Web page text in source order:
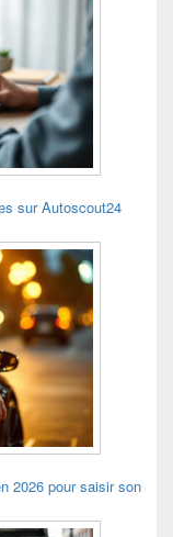
sur Autoscout24
2026 pour saisir son